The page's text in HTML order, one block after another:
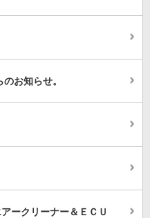
お知らせ。
ークリーナー＆ＥＣＵ